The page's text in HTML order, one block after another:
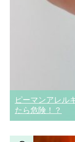
ピーマンアレル
たら危険！？